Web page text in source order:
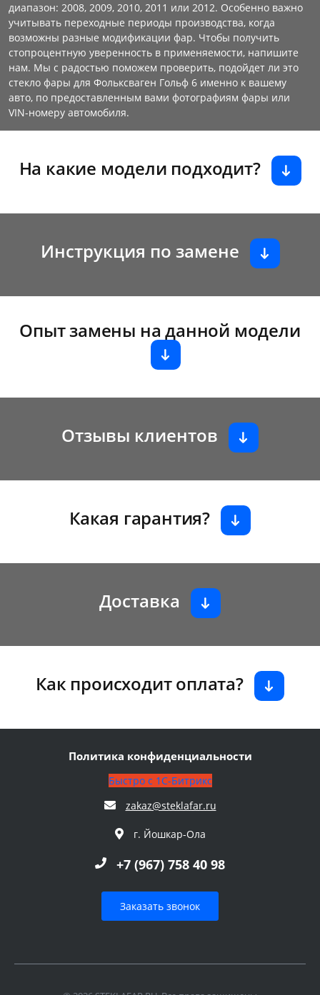
диапазон: 2008, 2009, 2010, 2011 или 2012. Особенно важно
учитывать переходные периоды производства, когда
возможны разные модификации фар. Чтобы получить
стопроцентную уверенность в применяемости, напишите
нам. Мы с радостью поможем проверить, подойдет ли это
стекло фары для Фольксваген Гольф 6 именно к вашему
авто, по предоставленным вами фотографиям фары или
VIN-номеру автомобиля.
На какие модели подходит?
Инструкция по замене
Опыт замены на данной модели
Отзывы клиентов
Какая гарантия?
Доставка
Как происходит оплата?
Политика конфиденциальности
Быстро с 1С-Битрикс
zakaz@steklafar.ru
г. Йошкар-Ола
+7 (967) 758 40 98
Заказать звонок